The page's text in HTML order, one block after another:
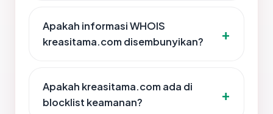
Apakah informasi WHOIS
kreasitama.com disembunyikan?
Apakah kreasitama.com ada di
blocklist keamanan?